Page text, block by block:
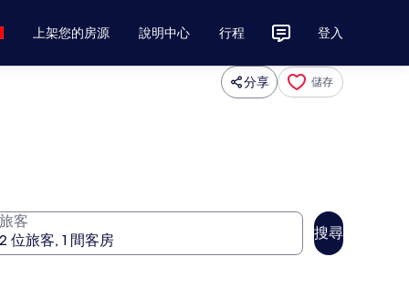
上架您的房源 說明中心 行程 登入
分享 儲存
旅客
搜尋